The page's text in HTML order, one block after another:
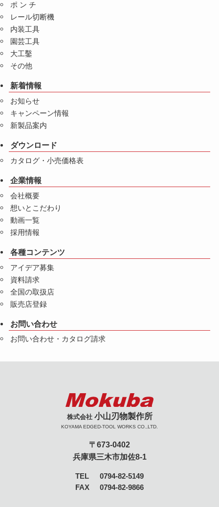
ポ ン チ
レール切断機
内装工具
園芸工具
大工鑿
その他
新着情報
お知らせ
キャンペーン情報
新製品案内
ダウンロード
カタログ・小売価格表
企業情報
会社概要
想いとこだわり
動画一覧
採用情報
各種コンテンツ
アイデア募集
資料請求
全国の取扱店
販売店登録
お問い合わせ
お問い合わせ・カタログ請求
株式会社 小山刃物製作所
KOYAMA EDGED-TOOL WORKS CO.,LTD.
〒673-0402
兵庫県三木市加佐8-1
TEL
0794-82-5149
FAX
0794-82-9866